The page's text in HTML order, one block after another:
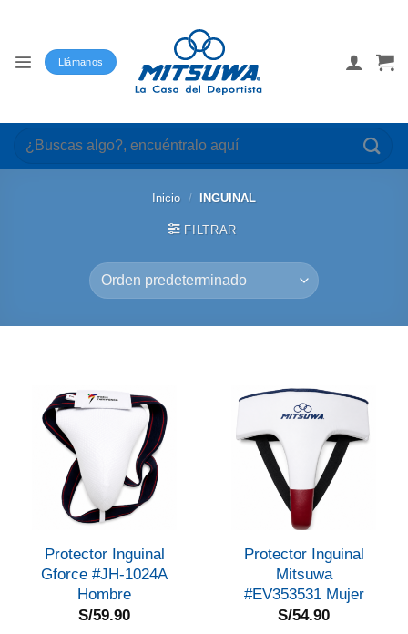
Llámanos
Buscar
por:
Inicio / INGUINAL
FILTRAR
Protector Inguinal
Gforce #JH-1024A
Hombre
S/59.90
Protector Inguinal
Mitsuwa
#EV353531 Mujer
S/54.90